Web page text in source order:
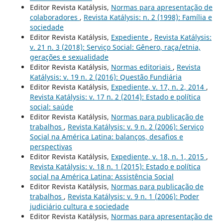
Editor Revista Katálysis, Normas para apresentação de
colaboradores , Revista Katálysis: n. 2 (1998): Família e
sociedade
Editor Revista Katálysis, Expediente , Revista Katálysis:
v. 21 n. 3 (2018): Serviço Social: Gênero, raça/etnia,
gerações e sexualidade
Editor Revista Katálysis, Normas editoriais , Revista
Katálysis: v. 19 n. 2 (2016): Questão Fundiária
Editor Revista Katálysis, Expediente, v. 17, n. 2, 2014 ,
Revista Katálysis: v. 17 n. 2 (2014): Estado e política
social: saúde
Editor Revista Katálysis, Normas para publicação de
trabalhos , Revista Katálysis: v. 9 n. 2 (2006): Serviço
Social na América Latina: balanços, desafios e
perspectivas
Editor Revista Katálysis, Expediente, v. 18, n. 1, 2015 ,
Revista Katálysis: v. 18 n. 1 (2015): Estado e política
social na América Latina: Assistência Social
Editor Revista Katálysis, Normas para publicação de
trabalhos , Revista Katálysis: v. 9 n. 1 (2006): Poder
judiciário cultura e sociedade
Editor Revista Katálysis, Normas para apresentação de